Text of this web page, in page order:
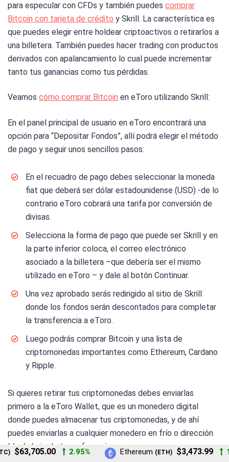
para especular con CFDs y también puedes comprar
Bitcoin con tarjeta de crédito y Skrill. La característica es
que puedes elegir entre holdear criptoactivos o retirarlos a
una billetera. También puedes hacer trading con productos
derivados con apalancamiento lo cual puede incrementar
tanto tus ganancias como tus pérdidas.
Veamos cómo comprar Bitcoin en eToro utilizando Skrill:
En el panel principal de usuario en eToro encontrará una
opción para “Depositar Fondos”, allí podrá elegir el método
de pago y seguir unos sencillos pasos:
En el recuadro de pago debes seleccionar la moneda
fiat que deberá ser dólar estadounidense (USD) -de lo
contrario eToro cobrará una tarifa por conversión de
divisas.
Selecciona la forma de pago que puede ser Skrill y en
la parte inferior coloca, el correo electrónico
asociado a la billetera –que debería ser el mismo
utilizado en eToro – y dale al botón Continuar.
Una vez aprobado serás redirigido al sitio de Skrill
donde los fondos serán descontados para completar
la transferencia a eToro.
Luego podrás comprar Bitcoin y una lista de
criptomonedas importantes como Ethereum, Cardano
y Ripple.
Si quieres retirar tus criptomonedas debes enviarlas
primero a la eToro Wallet, que es un monedero digital
donde puedes almacenar tus criptomonedas, y de ahí
puedes enviarlas a cualquier monedero en frío o dirección
blockchain de tu preferencia.
$63,705.00 2.95% Ethereum (ETH) $3,473.99